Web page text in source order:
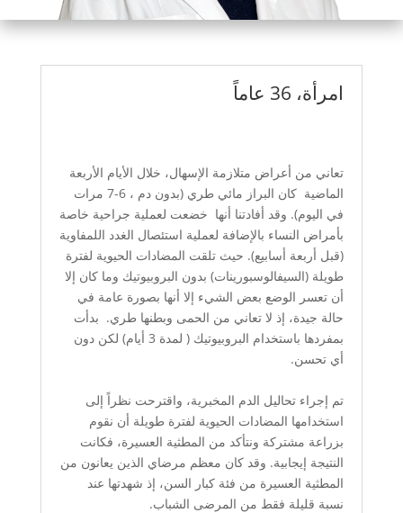
امرأة، 36 عاماً
تعاني من أعراض متلازمة الإسهال، خلال الأيام الأربعة
الماضية كان البراز مائي طري (بدون دم ، 6-7 مرات
في اليوم). وقد أفادتنا أنها خضعت لعملية جراحية خاصة
بأمراض النساء بالإضافة لعملية استئصال الغدد اللمفاوية
(قبل أربعة أسابيع). حيث تلقت المضادات الحيوية لفترة
طويلة (السيفالوسبورينات) بدون البروبيوتيك وما كان إلا
أن تعسر الوضع بعض الشيء إلا أنها بصورة عامة في
حالة جيدة، إذ لا تعاني من الحمى وبطنها طري. بدأت
بمفردها باستخدام البروبيوتيك ( لمدة 3 أيام) لكن دون
أي تحسن.
تم إجراء تحاليل الدم المخبرية، واقترحت نظراً إلى
استخدامها المضادات الحيوية لفترة طويلة أن نقوم
بزراعة مشتركة ونتأكد من المطثية العسيرة، فكانت
النتيجة إيجابية. وقد كان معظم مرضاي الذين يعانون من
المطثية العسيرة من فئة كبار السن، إذ شهدتها عند
نسبة قليلة فقط من المرضى الشباب.